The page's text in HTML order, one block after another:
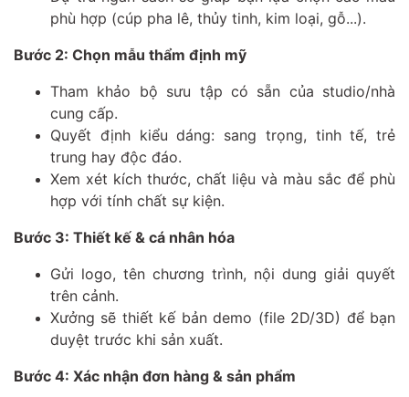
phù hợp (cúp pha lê, thủy tinh, kim loại, gỗ...).
Bước 2: Chọn mẫu thẩm định mỹ
Tham khảo bộ sưu tập có sẵn của studio/nhà
cung cấp.
Quyết định kiểu dáng: sang trọng, tinh tế, trẻ
trung hay độc đáo.
Xem xét kích thước, chất liệu và màu sắc để phù
hợp với tính chất sự kiện.
Bước 3: Thiết kế & cá nhân hóa
Gửi logo, tên chương trình, nội dung giải quyết
trên cảnh.
Xưởng sẽ thiết kế bản demo (file 2D/3D) để bạn
duyệt trước khi sản xuất.
Bước 4: Xác nhận đơn hàng & sản phẩm